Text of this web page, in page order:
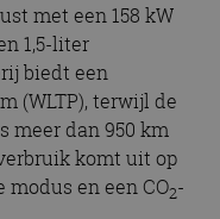
met een 158 kW
1,5-liter
biedt een
(WLTP), terwijl de
meer dan 950 km
komt uit op
modus en een CO2-